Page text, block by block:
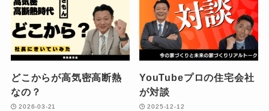
どこからが高気密高断熱
なの？
2026-03-21
YouTubeプロの住宅会社
が対談
2025-12-12